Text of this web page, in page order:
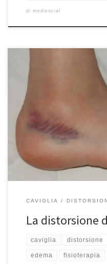
di medisocial
La distorisione di
più comune sia nel comune
nella quale è frequente
almeno 5000 pazienti
problema. Dobbiamo
che non interessano […]
CAVIGLIA
La distorsione
caviglia distorsione
edema fisioterapia